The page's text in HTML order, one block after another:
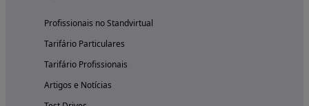
Profissionais no Standvirtual
Tarifário Particulares
Tarifário Profissionais
Artigos e Notícias